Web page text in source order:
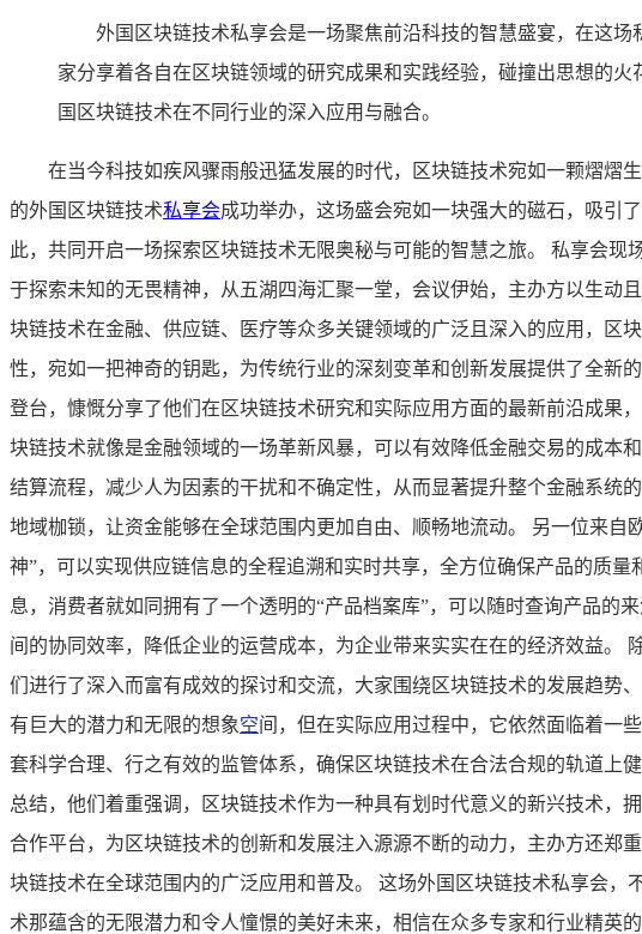
外国区块链技术私享会是一场聚焦前沿科技的智慧盛宴，在这
家分享着各自在区块链领域的研究成果和实践经验，碰撞出思想的
国区块链技术在不同行业的深入应用与融合。
在当今科技如疾风骤雨般迅猛发展的时代，区块链技术宛如一颗熠熠
的外国区块链技术私享会成功举办，这场盛会宛如一块强大的磁石，吸引
此，共同开启一场探索区块链技术无限奥秘与可能的智慧之旅。 私享会
于探索未知的无畏精神，从五湖四海汇聚一堂，会议伊始，主办方以生动
块链技术在金融、供应链、医疗等众多关键领域的广泛且深入的应用，区
性，宛如一把神奇的钥匙，为传统行业的深刻变革和创新发展提供了全新
登台，慷慨分享了他们在区块链技术研究和实际应用方面的最新前沿成果
块链技术就像是金融领域的一场革新风暴，可以有效降低金融交易的成本
结算流程，减少人为因素的干扰和不确定性，从而显著提升整个金融系统
地域枷锁，让资金能够在全球范围内更加自由、顺畅地流动。 另一位来
神”，可以实现供应链信息的全程追溯和实时共享，全方位确保产品的质
息，消费者就如同拥有了一个透明的“产品档案库”，可以随时查询产品的
间的协同效率，降低企业的运营成本，为企业带来实实在在的经济效益。
们进行了深入而富有成效的探讨和交流，大家围绕区块链技术的发展趋势
有巨大的潜力和无限的想象空间，但在实际应用过程中，它依然面临着一
套科学合理、行之有效的监管体系，确保区块链技术在合法合规的轨道上
总结，他们着重强调，区块链技术作为一种具有划时代意义的新兴技术，
合作平台，为区块链技术的创新和发展注入源源不断的动力，主办方还郑
块链技术在全球范围内的广泛应用和普及。 这场外国区块链技术私享会
术那蕴含的无限潜力和令人憧憬的美好未来，相信在众多专家和行业精英